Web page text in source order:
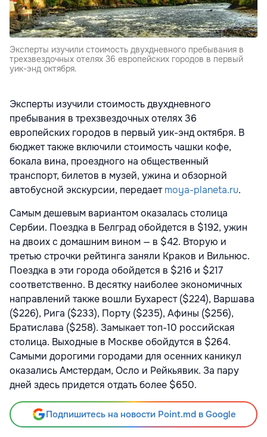
Эксперты изучили стоимость двухдневного пребывания в
трехзвездочных отелях 36 европейских городов в первый
уик-энд октября.
Эксперты изучили стоимость двухдневного
пребывания в трехзвездочных отелях 36
европейских городов в первый уик-энд октября. В
бюджет также включили стоимость чашки кофе,
бокала вина, проездного на общественный
транспорт, билетов в музей, ужина и обзорной
автобусной экскурсии, передаетmoya-planeta.ru.
Самым дешевым вариантом оказалась столица
Сербии. Поездка в Белград обойдется в $192, ужин
на двоих с домашним вином — в $42. Вторую и
третью строчки рейтинга заняли Краков и Вильнюс.
Поездка в эти города обойдется в $216 и $217
соответственно. В десятку наиболее экономичных
направлений также вошли Бухарест ($224), Варшава
($226), Рига ($233), Порту ($235), Афины ($256),
Братислава ($258). Замыкает топ-10 российская
столица. Выходные в Москве обойдутся в $264.
Самыми дорогими городами для осенних каникул
оказались Амстердам, Осло и Рейкьявик. За пару
дней здесь придется отдать более $650.
Подпишитесь на новости Point.md в Google